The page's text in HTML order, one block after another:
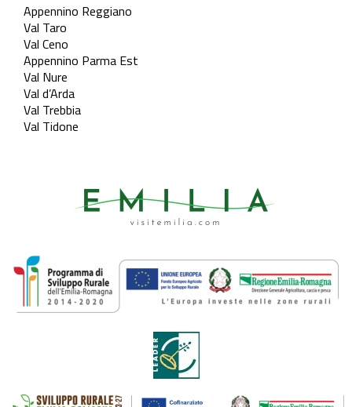
Appennino Reggiano
Val Taro
Val Ceno
Appennino Parma Est
Val Nure
Val d’Arda
Val Trebbia
Val Tidone